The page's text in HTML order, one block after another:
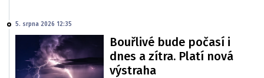
5. srpna 2026 12:35
Bouřlivé bude počasí i
dnes a zítra. Platí nová
výstraha